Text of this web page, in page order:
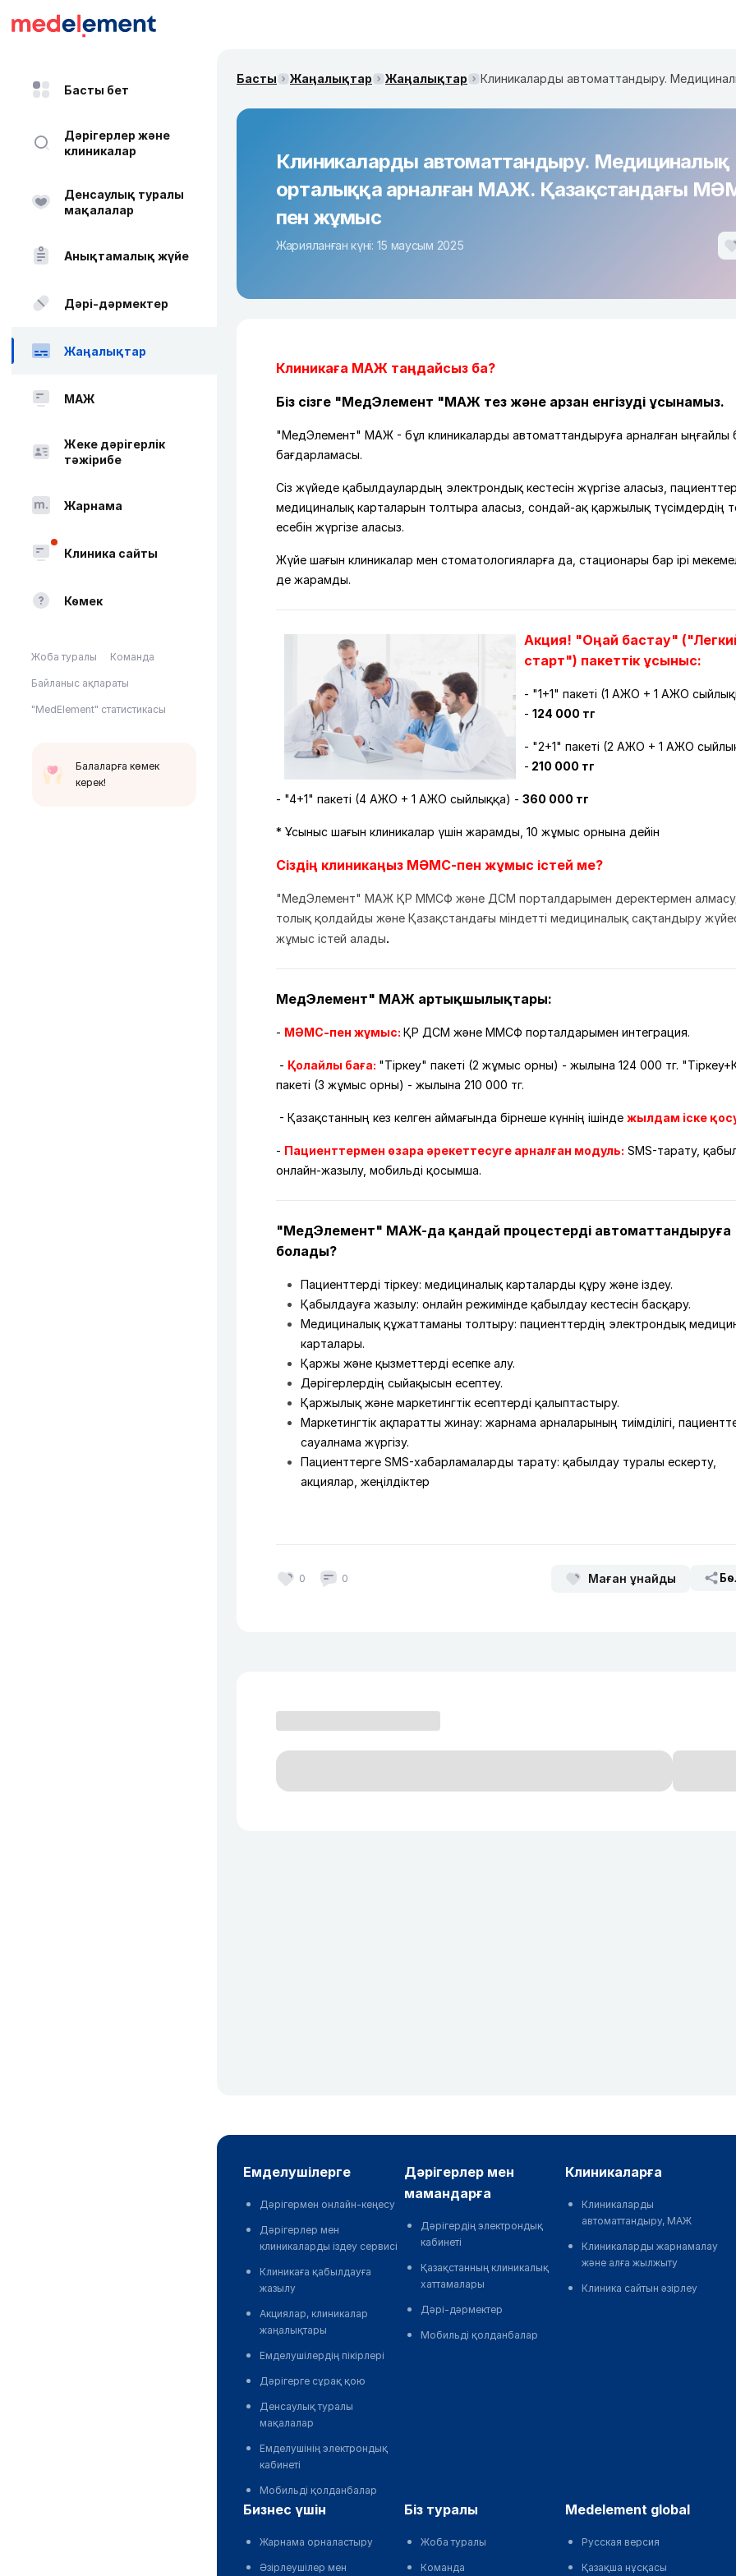
Басты бет
Дәрігерлер және
клиникалар
Денсаулық туралы
мақалалар
Анықтамалық жүйе
Дәрі-дәрмектер
Жаңалықтар
МАЖ
Жеке дәрігерлік
тәжірибе
Жарнама
Клиника сайты
Көмек
Жоба туралы Команда
Байланыс ақпараты
"MedElement" статистикасы
Балаларға көмек
керек!
Басты Жаңалықтар Жаңалықтар
Клиникаларды автоматтандыру. Медициналық
орталыққа арналған МАЖ. Қазақстандағы
пен жұмыс
Жарияланған күні: 15 маусым 2025
Клиникаға МАЖ таңдайсыз ба?
Біз сізге "МедЭлемент "МАЖ тез және арзан енгізуді ұсынамыз.
"МедЭлемент" МАЖ - бұл клиникаларды автоматтандыруға арналған ыңғайлы
бағдарламасы.
Сіз жүйеде қабылдаулардың электрондық кестесін жүргізе аласыз,
медициналық карталарын толтыра аласыз, сондай-ақ қаржылық түсімдердің
есебін жүргізе аласыз.
Жүйе шағын клиникалар мен стоматологияларға да, стационары бар ірі
де жарамды.
Акция! "Оңай бастау"
старт") пакеттік ұсыныс:
- "1+1" пакеті (1 АЖО + 1 АЖО
- 124 000 тг
- "2+1" пакеті (2 АЖО + 1 АЖО
- 210 000 тг
- "4+1" пакеті (4 АЖО + 1 АЖО сыйлыққа) - 360 000 тг
* Ұсыныс шағын клиникалар үшін жарамды, 10 жұмыс орнына дейін
Сіздің клиникаңыз МӘМС-пен жұмыс істей ме?
"МедЭлемент" МАЖ ҚР ММСФ және ДСМ порталдарымен деректермен
толық қолдайды және Қазақстандағы міндетті медициналық сақтандыру
жұмыс істей алады.
МедЭлемент" МАЖ артықшылықтары:
- МӘМС-пен жұмыс: ҚР ДСМ және ММСФ порталдарымен интеграция.
- Қолайлы баға: "Тіркеу" пакеті (2 жұмыс орны) - жылына 124 000 тг.
пакеті (3 жұмыс орны) - жылына 210 000 тг.
- Қазақстанның кез келген аймағында бірнеше күннің ішінде жылдам іске
- Пациенттермен өзара әрекеттесуге арналған модуль: SMS-тарату,
онлайн-жазылу, мобильді қосымша.
"МедЭлемент" МАЖ-да қандай процестерді автоматтандыруға
болады?
Пациенттерді тіркеу: медициналық карталарды құру және іздеу.
Қабылдауға жазылу: онлайн режимінде қабылдау кестесін басқару.
Медициналық құжаттаманы толтыру: пациенттердің электрондық
карталары.
Қаржы және қызметтерді есепке алу.
Дәрігерлердің сыйақысын есептеу.
Қаржылық және маркетингтік есептерді қалыптастыру.
Маркетингтік ақпаратты жинау: жарнама арналарының тиімділігі,
сауалнама жүргізу.
Пациенттерге SMS-хабарламаларды тарату: қабылдау туралы ескерту,
акциялар, жеңілдіктер
0 0 Маған ұнайды
емделушілерге
Дәрігермен онлайн-кеңесу
Дәрігерлер мен
клиникаларды іздеу сервисі
Клиникаға қабылдауға
жазылу
Акциялар, клиникалар
жаңалықтары
Емделушілердің пікірлері
Дәрігерге сұрақ қою
Денсаулық туралы
мақалалар
Емделушінің электрондық
кабинеті
Мобильді қолданбалар
дәрігерлер мен
мамандарға
Дәрігердің электрондық
кабинеті
Қазақстанның клиникалық
хаттамалары
Дәрі-дәрмектер
Мобильді қолданбалар
клиникаларға
Клиникаларды
автоматтандыру, МАЖ
Клиникаларды жарнамалау
және алға жылжыту
Клиника сайтын әзірлеу
бизнес үшін
Жарнама орналастыру
Әзірлеушілер мен
біз туралы
Жоба туралы
Команда
medelement global
Русская версия
Қазақша нұсқасы